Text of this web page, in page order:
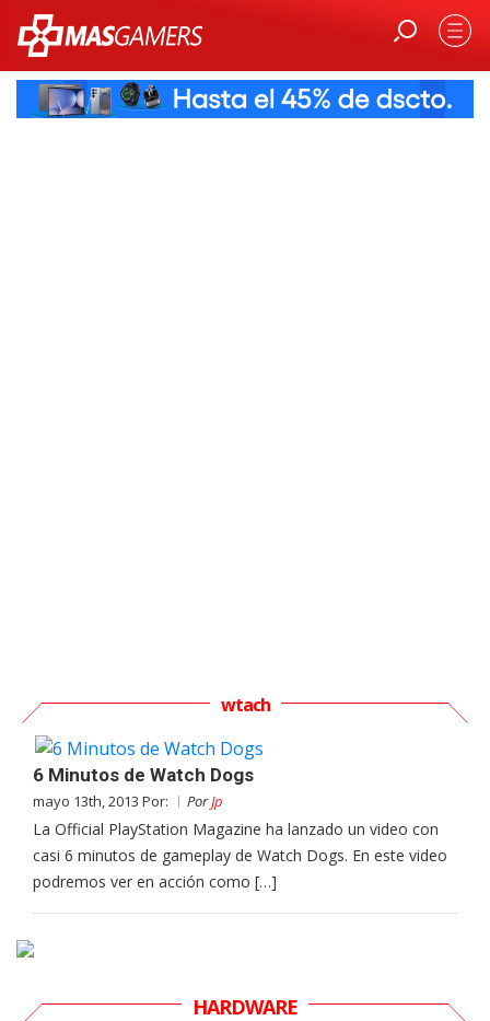
wtach
6 Minutos de Watch Dogs
mayo 13th, 2013 Por: PorJp
La Official PlayStation Magazine ha lanzado un video con
casi 6 minutos de gameplay de Watch Dogs. En este video
podremos ver en acción como […]
HARDWARE